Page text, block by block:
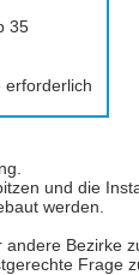
35
erforderlich
und die
werden.
Bezirke
Frage